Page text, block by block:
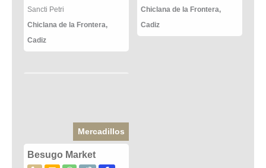
Sancti Petri
Chiclana de la Frontera,
Cadiz
Chiclana de la Frontera,
Cadiz
Mercadillos
Besugo Market